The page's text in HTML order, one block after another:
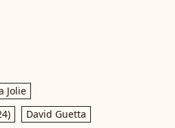
Jolie
David Guetta